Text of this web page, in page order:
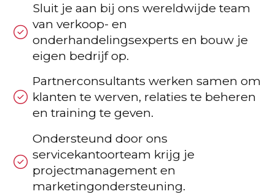
Sluit je aan bij ons wereldwijde team
van verkoop- en
onderhandelingsexperts en bouw je
eigen bedrijf op.
Partnerconsultants werken samen om
klanten te werven, relaties te beheren
en training te geven.
Ondersteund door ons
servicekantoorteam krijg je
projectmanagement en
marketingondersteuning.